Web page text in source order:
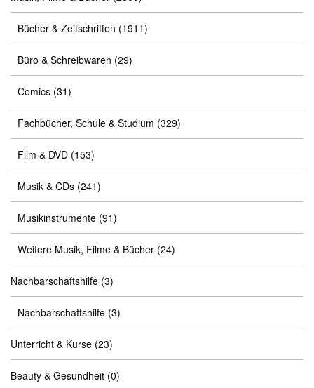
Bücher & Zeitschriften (1911)
Büro & Schreibwaren (29)
Comics (31)
Fachbücher, Schule & Studium (329)
Film & DVD (153)
Musik & CDs (241)
Musikinstrumente (91)
Weitere Musik, Filme & Bücher (24)
Nachbarschaftshilfe (3)
Nachbarschaftshilfe (3)
Unterricht & Kurse (23)
Beauty & Gesundheit (0)